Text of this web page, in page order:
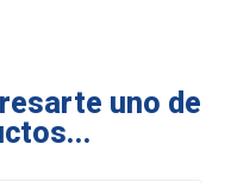
uno de